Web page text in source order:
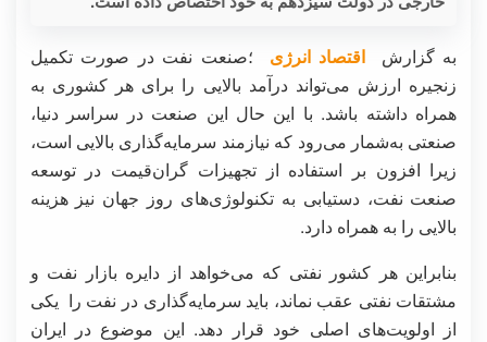
به گزارش اقتصاد انرژی ؛صنعت نفت در صورت تکمیل
زنجیره ارزش می‌تواند درآمد بالایی را برای هر کشوری به
همراه داشته باشد. با این حال این صنعت در سراسر دنیا،
صنعتی به‌شمار می‌رود که نیازمند سرمایه‌گذاری بالایی است،
زیرا افزون بر استفاده از تجهیزات گران‌قیمت در توسعه
صنعت نفت، دستیابی به تکنولوژی‌های روز جهان نیز هزینه
بالایی را به همراه دارد.
بنابراین هر کشور نفتی که می‌خواهد از دایره بازار نفت و
مشتقات نفتی عقب نماند، باید سرمایه‌گذاری در نفت را یکی
از اولویت‌های اصلی خود قرار دهد. این موضوع در ایران